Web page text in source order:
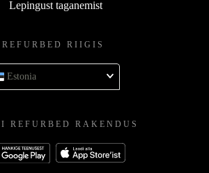
Lepingust taganemist
REFURBED RIIGIS
Estonia
REFURBED RAKENDUS